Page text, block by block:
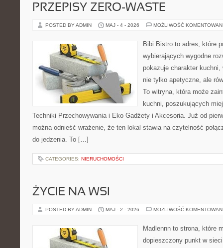
PRZEPISY ZERO-WASTE
POSTED BY ADMIN MAJ - 4 - 2026 MOŻLIWOŚĆ
Bibi Bistro to adres, które
wybierających wygodne
pokazuje charakter
nie tylko apetyczne, ale
To witryna, która może
kuchni, poszukujących
Techniki Przechowywania i Eko Gadżety i Akcesoria. Już od
można odnieść wrażenie, że ten lokal stawia na czytelność
do jedzenia. To […]
CATEGORIES: NIERUCHOMOŚCI
ŻYCIE NA WSI
POSTED BY ADMIN MAJ - 2 - 2026 MOŻLIWOŚĆ
Madlennn to strona, które
dopieszczony punkt w